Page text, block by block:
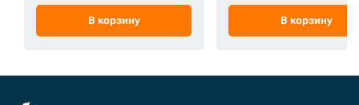
В корзину В корзину